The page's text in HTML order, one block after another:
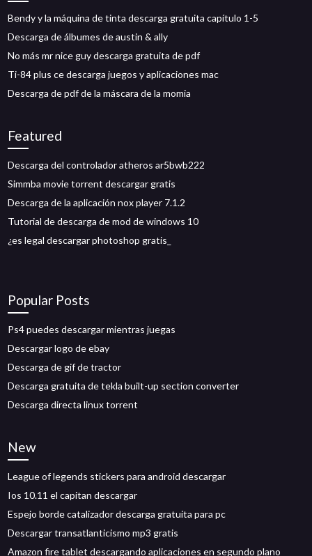
Bendy y la máquina de tinta descarga gratuita capítulo 1-5
Descarga de álbumes de austin & ally
No más mr nice guy descarga gratuita de pdf
Ti-84 plus ce descarga juegos y aplicaciones mac
Descarga de pdf de la máscara de la momia
Featured
Descarga del controlador atheros ar5bwb222
Simmba movie torrent descargar gratis
Descarga de la aplicación nox player 7.1.2
Tutorial de descarga de mod de windows 10
¿es legal descargar photoshop gratis_
Popular Posts
Ps4 puedes descargar mientras juegas
Descargar logo de ebay
Descarga de gif de tractor
Descarga gratuita de tekla built-up section converter
Descarga directa linux torrent
New
League of legends stickers para android descargar
Ios 10.11 el capitan descargar
Espejo borde catalizador descarga gratuita para pc
Descargar transatlanticismo mp3 gratis
Amazon fire tablet descargando aplicaciones en segundo plano